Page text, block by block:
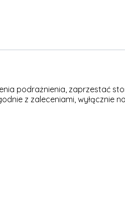
podrażnienia, zaprzestać
z zaleceniami, wyłącznie